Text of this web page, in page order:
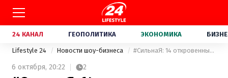
24 КАНАЛ ГЕОПОЛИТИКА ЭКОНОМИКА
Lifestyle 24 Новости шоу-бизнеса #СильнаЯ: 14 откровенных историй успешных женщин Украины – видео
6 октября, 20:22 2